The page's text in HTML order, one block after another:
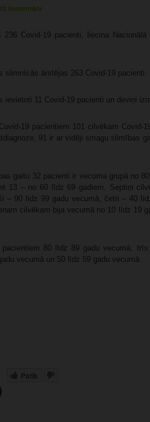
komentāru
Covid-19 pacienti, liecina
slimnīcās ārstējas 263 Covid-19 pacienti.
ievietoti 11 Covid-19 pacienti un deviņi
19 pacientiem 101 cilvēkam Covid-
91 ir ar vidēji smagu slimības
gaitu 32 pacienti ir vecuma grupā no
13 – no 60 līdz 69 gadiem. Septiņi
– 90 līdz 99 gadu vecumā, četri – 40
cilvēkam bija vecumā no 10 līdz 19
80 līdz 89 gadu vecumā,
vecumā un 50 līdz 59 gadu vecumā.
Patīk